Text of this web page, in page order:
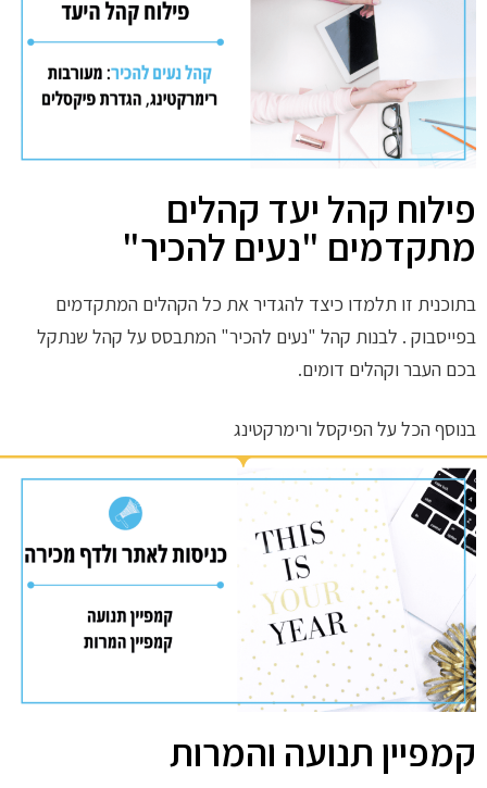
פילוח קהל יעד קהלים
מתקדמים "נעים להכיר"
בתוכנית זו תלמדו כיצד להגדיר את כל הקהלים המתקדמים
בפייסבוק . לבנות קהל "נעים להכיר" המתבסס על קהל שנתקל
בכם העבר וקהלים דומים.
בנוסף הכל על הפיקסל ורימרקטינג
קמפיין תנועה והמרות